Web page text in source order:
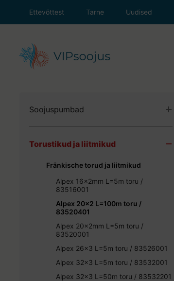
Ettevõttest Tarne Uudised
Soojuspumbad
Õhk-vesi soojuspumbad
SPLIT süsteemid
Paigaldustarvikud ja lisaseadmed
Torustikud ja liitmikud
Fränkische torud ja liitmikud
Alpex 16x2mm L=5m toru /
83516001
Alpex 20x2 L=100m toru /
83520401
Alpex 20x2mm L=5m toru /
83520001
Alpex 26x3 L=5m toru / 83526001
Alpex 32x3 L=5m toru / 83532001
Alpex 32x3 L=50m toru / 83532201